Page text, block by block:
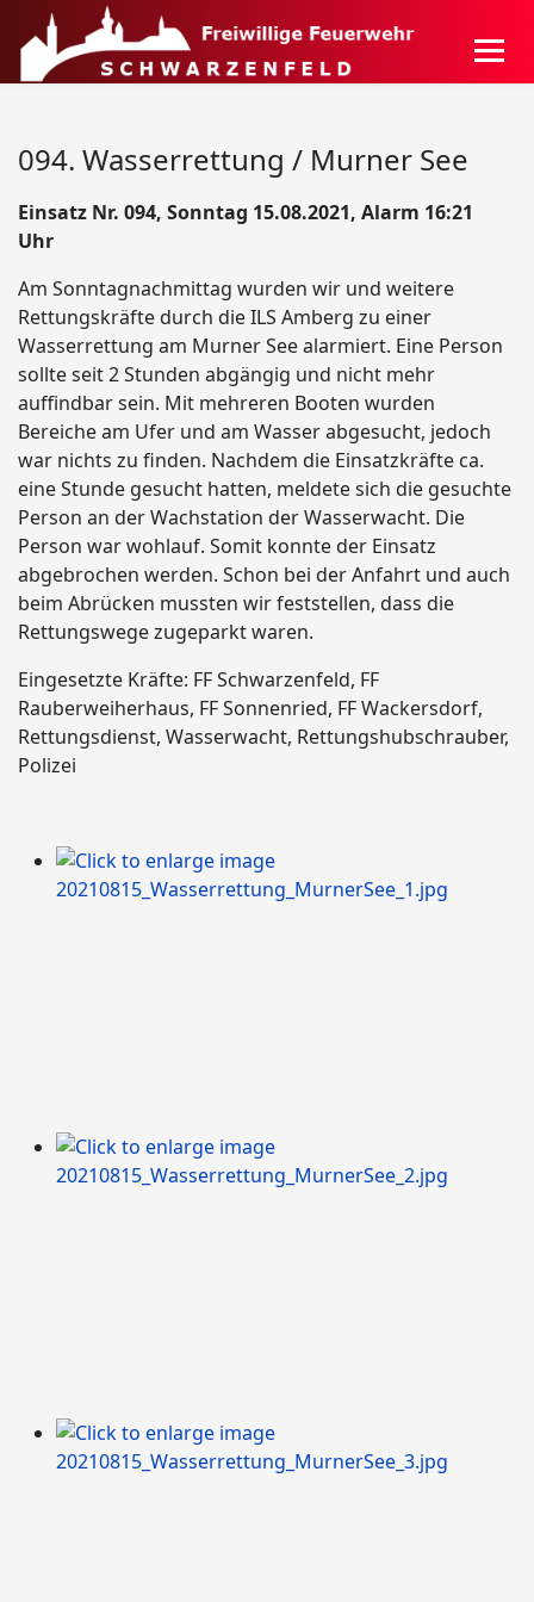
094. Wasserrettung / Murner See
Einsatz Nr. 094, Sonntag 15.08.2021, Alarm 16:21
Uhr
Am Sonntagnachmittag wurden wir und weitere
Rettungskräfte durch die ILS Amberg zu einer
Wasserrettung am Murner See alarmiert. Eine Person
sollte seit 2 Stunden abgängig und nicht mehr
auffindbar sein. Mit mehreren Booten wurden
Bereiche am Ufer und am Wasser abgesucht, jedoch
war nichts zu finden. Nachdem die Einsatzkräfte ca.
eine Stunde gesucht hatten, meldete sich die gesuchte
Person an der Wachstation der Wasserwacht. Die
Person war wohlauf. Somit konnte der Einsatz
abgebrochen werden. Schon bei der Anfahrt und auch
beim Abrücken mussten wir feststellen, dass die
Rettungswege zugeparkt waren.
Eingesetzte Kräfte: FF Schwarzenfeld, FF
Rauberweiherhaus, FF Sonnenried, FF Wackersdorf,
Rettungsdienst, Wasserwacht, Rettungshubschrauber,
Polizei